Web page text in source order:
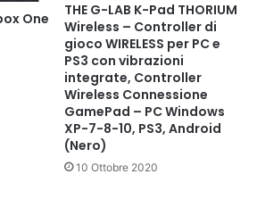
One
THE G-LAB K-Pad THORIUM
Wireless – Controller di
gioco WIRELESS per PC e
PS3 con vibrazioni
integrate, Controller
Wireless Connessione
GamePad – PC Windows
XP-7-8-10, PS3, Android
(Nero)
10 Ottobre 2020